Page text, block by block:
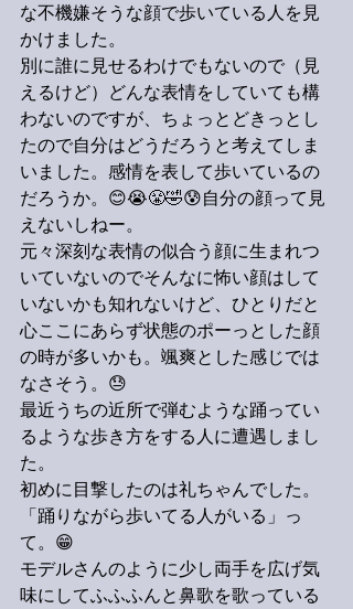
な不機嫌そうな顔で歩いている人を見
かけました。
別に誰に見せるわけでもないので（見
えるけど）どんな表情をしていても構
わないのですが、ちょっとどきっとし
たので自分はどうだろうと考えてしま
いました。感情を表して歩いているの
だろうか。😊😭😤🤣😰自分の顔って見
えないしねー。
元々深刻な表情の似合う顔に生まれつ
いていないのでそんなに怖い顔はして
いないかも知れないけど、ひとりだと
心ここにあらず状態のポーっとした顔
の時が多いかも。颯爽とした感じでは
なさそう。😓
最近うちの近所で弾むような踊ってい
るような歩き方をする人に遭遇しまし
た。
初めに目撃したのは礼ちゃんでした。
「踊りながら歩いてる人がいる」っ
て。😁
モデルさんのように少し両手を広げ気
味にしてふふふんと鼻歌を歌っている